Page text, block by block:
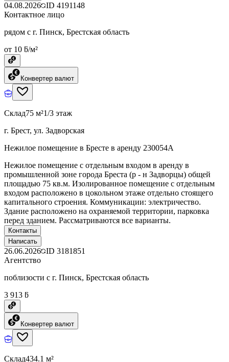
04.08.2026 ID 4191148
Контактное лицо
рядом с г. Пинск, Брестская область
от 10 ƃ/м²
Конвертер валют
Склад75 м²1/3 этаж
г. Брест, ул. Задворская
Нежилое помещение в Бресте в аренду 230054A
Нежилое помещение с отдельным входом в аренду в
промышленной зоне города Бреста (р - н Задворцы) общей
площадью 75 кв.м. Изолированное помещение с отдельным
входом расположено в цокольном этаже отдельно стоящего
капитального строения. Коммуникации: электричество.
Здание расположено на охраняемой территории, парковка
перед зданием. Рассматриваются все варианты.
Контакты
Написать
26.06.2026 ID 3181851
Агентство
поблизости с г. Пинск, Брестская область
3 913 ƃ
Конвертер валют
Склад434.1 м²